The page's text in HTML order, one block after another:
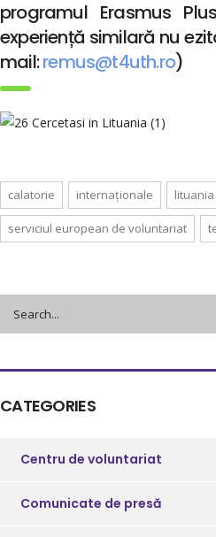
programul Erasmus
experiență similară nu
mail:remus@t4uth.ro)
calatorie internaționale lituania
serviciul european de voluntariat
CATEGORIES
Centru de voluntariat
Comunicate de presă